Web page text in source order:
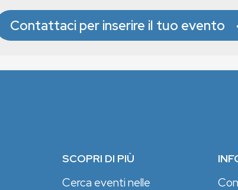
Contattaci per inserire il tuo evento
SCOPRI DI PIÙ
Cerca eventi nelle